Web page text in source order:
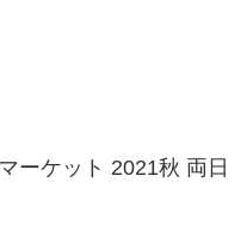
ーケット 2021秋 両日